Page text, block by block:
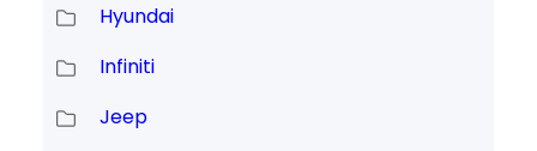
Hyundai
Infiniti
Jeep